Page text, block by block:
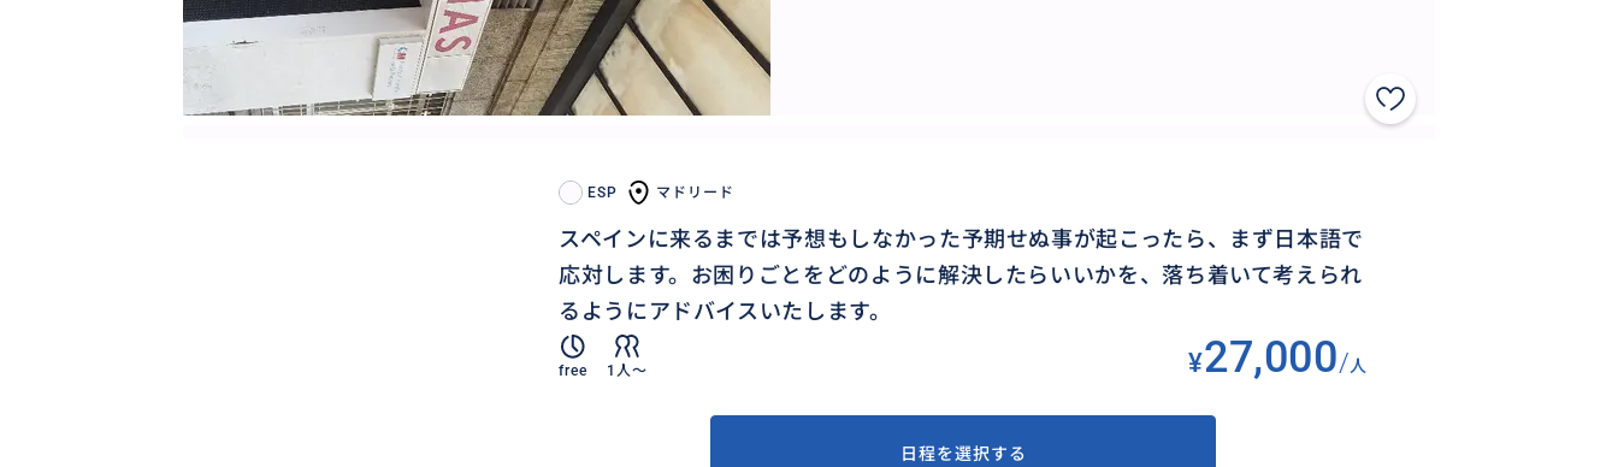
ESP マドリード
スペインに来るまでは予想もしなかった予期せぬ事が起こったら、まず日本語で
応対します。お困りごとをどのように解決したらいいかを、落ち着いて考えられ
るようにアドバイスいたします。
free 1人〜 ¥27,000/人
日程を選択する